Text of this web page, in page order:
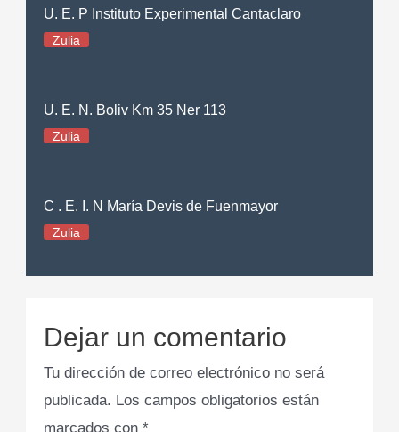
U. E. P Instituto Experimental Cantaclaro
Zulia
U. E. N. Boliv Km 35 Ner 113
Zulia
C . E. I. N María Devis de Fuenmayor
Zulia
Dejar un comentario
Tu dirección de correo electrónico no será
publicada. Los campos obligatorios están
marcados con*